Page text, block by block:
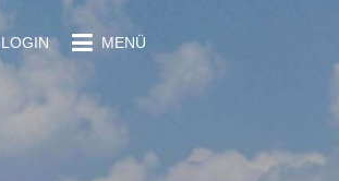
MENÜ
LOGIN